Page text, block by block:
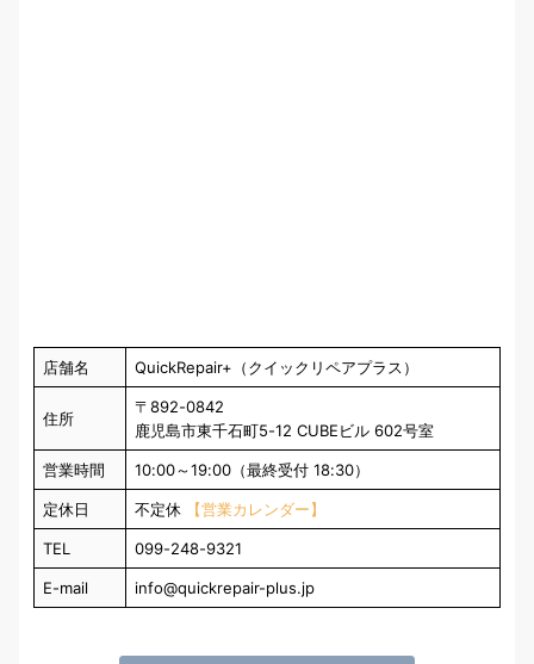
店舗名 QuickRepair+（クイックリペアプラス）
住所
〒892-0842
鹿児島市東千石町5-12 CUBEビル 602号室
営業時間 10:00～19:00（最終受付 18:30）
定休日 不定休 【営業カレンダー】
TEL 099-248-9321
E-mail info@quickrepair-plus.jp